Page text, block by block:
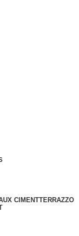
CIMENTTERRAZZO